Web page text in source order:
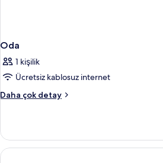
Oda
1 kişilik
Ücretsiz kablosuz internet
Daha çok detay
Oda
detay